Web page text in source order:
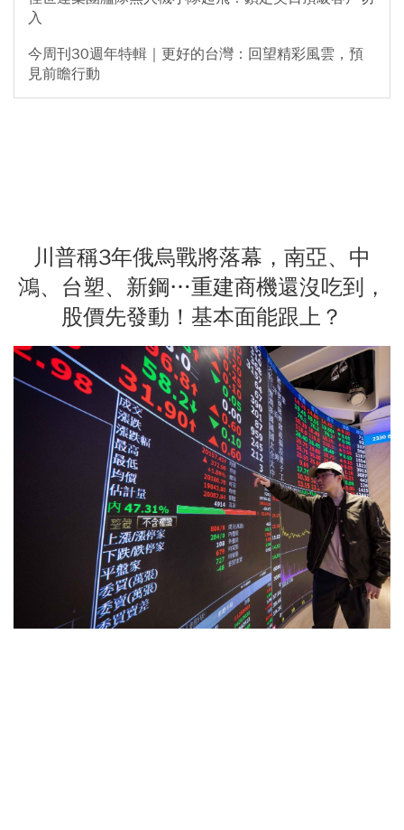
入
今周刊30週年特輯｜更好的台灣：回望精彩風雲，預
見前瞻行動
川普稱3年俄烏戰將落幕，南亞、中
鴻、台塑、新鋼…重建商機還沒吃到，
股價先發動！基本面能跟上？